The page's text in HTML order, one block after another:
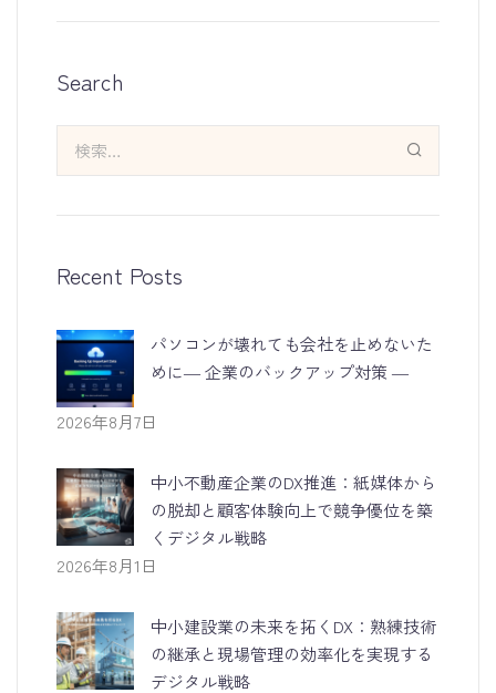
Search
Recent Posts
パソコンが壊れても会社を止めないた
めに― 企業のバックアップ対策 ―
2026年8月7日
中小不動産企業のDX推進：紙媒体から
の脱却と顧客体験向上で競争優位を築
くデジタル戦略
2026年8月1日
中小建設業の未来を拓くDX：熟練技術
の継承と現場管理の効率化を実現する
デジタル戦略